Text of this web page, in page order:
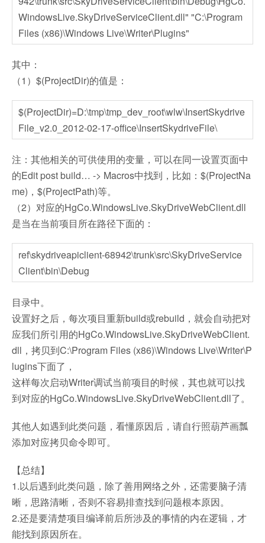
WindowsLive.SkyDriveServiceClient.dll" "C:\Program
Files (x86)\Windows Live\Writer\Plugins"
其中：
（1）$(ProjectDir)的值是：
$(ProjectDir)=D:\tmp\tmp_dev_root\wlw\InsertSkydrive
File_v2.0_2012-02-17-office\InsertSkydriveFile\
注：其他相关的可供使用的变量，可以在同一设置页面中
的Edit post build… -> Macros中找到，比如：$(ProjectNa
me)，$(ProjectPath)等。
（2）对应的HgCo.WindowsLive.SkyDriveWebClient.dll
是当在当前项目所在路径下面的：
ref\skydriveapiclient-68942\trunk\src\SkyDriveService
Client\bin\Debug
目录中。
设置好之后，每次项目重新build或rebuild，就会自动把对
应我们所引用的HgCo.WindowsLive.SkyDriveWebClient.
dll，拷贝到C:\Program Files (x86)\Windows Live\Writer\P
lugins下面了，
这样每次启动Writer调试当前项目的时候，其也就可以找
到对应的HgCo.WindowsLive.SkyDriveWebClient.dll了。
其他人如遇到此类问题，看懂原因后，请自行照葫芦画瓢
添加对应拷贝命令即可。
【总结】
1.以后遇到此类问题，除了善用网络之外，还需要脑子清
晰，思路清晰，否则不容易排查找到问题根本原因。
2.还是要清楚项目编译前后所涉及的事情的内在逻辑，才
能找到原因所在。